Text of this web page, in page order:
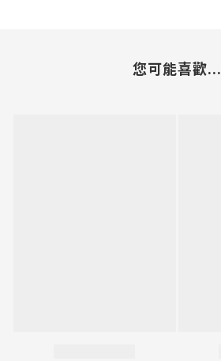
您可能喜歡...